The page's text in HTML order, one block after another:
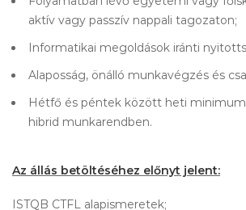
aktív vagy passzív nappali tagozaton;
Informatikai megoldások iránti
Alaposság, önálló munkavégzés és
Hétfő és péntek között heti minimum
hibrid munkarendben.
Az állás betöltéséhez előnyt jelent:
ISTQB CTFL alapismeretek;